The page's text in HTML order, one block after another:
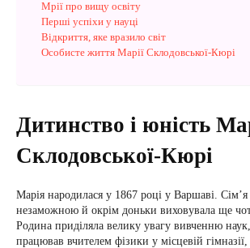
Мрії про вищу освіту
Перші успіхи у науці
Відкриття, яке вразило світ
Особисте життя Марії Склодовської-Кюрі
Дитинство і юність
Склодовської-Кюрі
Марія народилася у 1867 році у Варшаві. Сім’я
незаможною й окрім доньки виховувала ще
Родина приділяла велику увагу вивченню
працював вчителем фізики у місцевій